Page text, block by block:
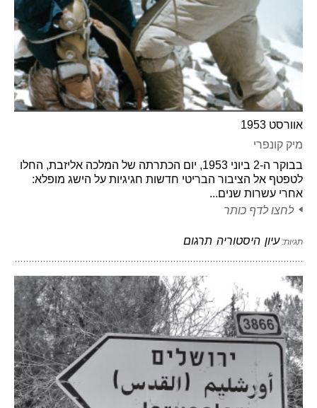
אוורסט 1953
מיק קונפרי
בבוקר ה-2 ביוני 1953, יום הכתרתה של המלכה אליזבת, החלו
לטפטף אל הציבור הבריטי חדשות חגיגיות על הישג מופלא:
אחרי עשרות שנים...
לחצו לדף כותר
תגיות:עיון היסטוריה תרגום